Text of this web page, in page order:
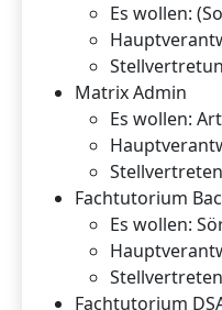
Es wollen:
Matrix Admin
Es wollen:
Fachtutorium
Es wollen:
Fachtutorium